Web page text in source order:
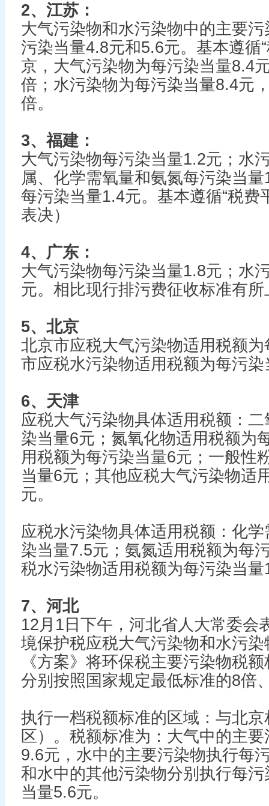
2、江苏：
大气污染物和水污染物中的主要
污染当量4.8元和5.6元。基本遵循
京，大气污染物为每污染当量8.4
倍；水污染物为每污染当量8.4元
倍。
3、福建：
大气污染物每污染当量1.2元；水
属、化学需氧量和氨氮每污染当
每污染当量1.4元。基本遵循“税费
表决）
4、广东：
大气污染物每污染当量1.8元；水
元。相比现行排污费征收标准有所
5、北京
北京市应税大气污染物适用税额
市应税水污染物适用税额为每污
6、天津
应税大气污染物具体适用税额：
染当量6元；氮氧化物适用税额为
用税额为每污染当量6元；一般性
当量6元；其他应税大气污染物适
元。
应税水污染物具体适用税额：化
染当量7.5元；氨氮适用税额为每
税水污染物适用税额为每污染当量
7、河北
12月1日下午，河北省人大常委会
境保护税应税大气污染物和水污
《方案》将环保税主要污染物税
分别按照国家规定最低标准的8倍
执行一档税额标准的区域：与北
区）。税额标准为：大气中的主
9.6元，水中的主要污染物执行每
和水中的其他污染物分别执行每
当量5.6元。